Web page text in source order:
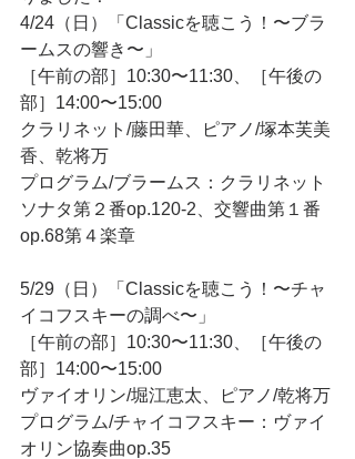
4/24（日）「Classicを聴こう！〜ブラ
ームスの響き〜」
［午前の部］10:30〜11:30、［午後の
部］14:00〜15:00
クラリネット/藤田華、ピアノ/塚本芙美
香、乾将万
プログラム/ブラームス：クラリネット
ソナタ第２番op.120-2、交響曲第１番
op.68第４楽章
5/29（日）「Classicを聴こう！〜チャ
イコフスキーの調べ〜」
［午前の部］10:30〜11:30、［午後の
部］14:00〜15:00
ヴァイオリン/堀江恵太、ピアノ/乾将万
プログラム/チャイコフスキー：ヴァイ
オリン協奏曲op.35